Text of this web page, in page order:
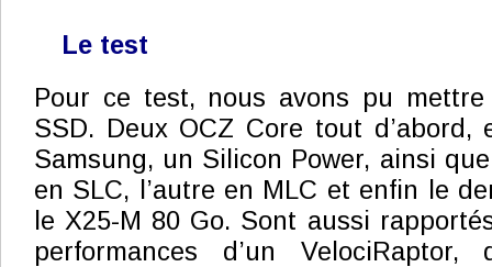
Le test
Pour ce test, nous avons pu
SSD. Deux OCZ Core tout
Samsung, un Silicon Power, ainsi
en SLC, l’autre en MLC et enfin le
le X25-M 80 Go. Sont aussi
performances d’un VelociRaptor,